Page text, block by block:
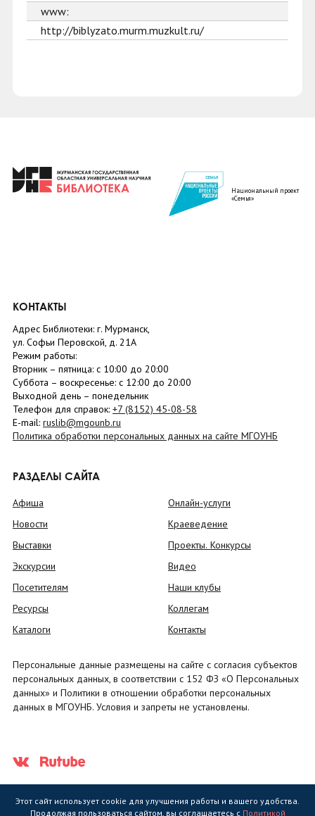
www:
http://biblyzato.murm.muzkult.ru/
Национальный проект
«Семья»
КОНТАКТЫ
Адрес Библиотеки: г. Мурманск,
ул. Софьи Перовской, д. 21А
Режим работы:
Вторник – пятница: с 10:00 до 20:00
Суббота – воскресенье: c 12:00 до 20:00
Выходной день – понедельник
Телефон для справок: +7 (8152) 45-08-58
E-mail: ruslib@mgounb.ru
Политика обработки персональных данных на сайте МГОУНБ
РАЗДЕЛЫ САЙТА
Афиша
Новости
Выставки
Экскурсии
Посетителям
Ресурсы
Каталоги
Онлайн-услуги
Краеведение
Проекты. Конкурсы
Видео
Наши клубы
Коллегам
Контакты
Персональные данные размещены на сайте с согласия субъектов
персональных данных, в соответствии с 152 ФЗ «О Персональных
данных» и Политики в отношении обработки персональных
данных в МГОУНБ. Условия и запреты не установлены.
Этот сайт использует cookie для улучшения работы и вашего удобства.
Продолжая пользоваться сайтом, вы соглашаетесь с Политикой